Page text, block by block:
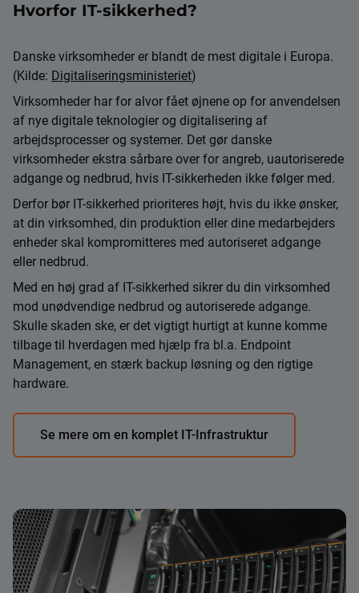
Hvorfor IT-sikkerhed?
Danske virksomheder er blandt de mest digitale i Europa.
(Kilde: Digitaliseringsministeriet)
Virksomheder har for alvor fået øjnene op for anvendelsen
af nye digitale teknologier og digitalisering af
arbejdsprocesser og systemer. Det gør danske
virksomheder ekstra sårbare over for angreb, uautoriserede
adgange og nedbrud, hvis IT-sikkerheden ikke følger med.
Derfor bør IT-sikkerhed prioriteres højt, hvis du ikke ønsker,
at din virksomhed, din produktion eller dine medarbejders
enheder skal kompromitteres med autoriseret adgange
eller nedbrud.
Med en høj grad af IT-sikkerhed sikrer du din virksomhed
mod unødvendige nedbrud og autoriserede adgange.
Skulle skaden ske, er det vigtigt hurtigt at kunne komme
tilbage til hverdagen med hjælp fra bl.a. Endpoint
Management, en stærk backup løsning og den rigtige
hardware.
Se mere om en komplet IT-Infrastruktur